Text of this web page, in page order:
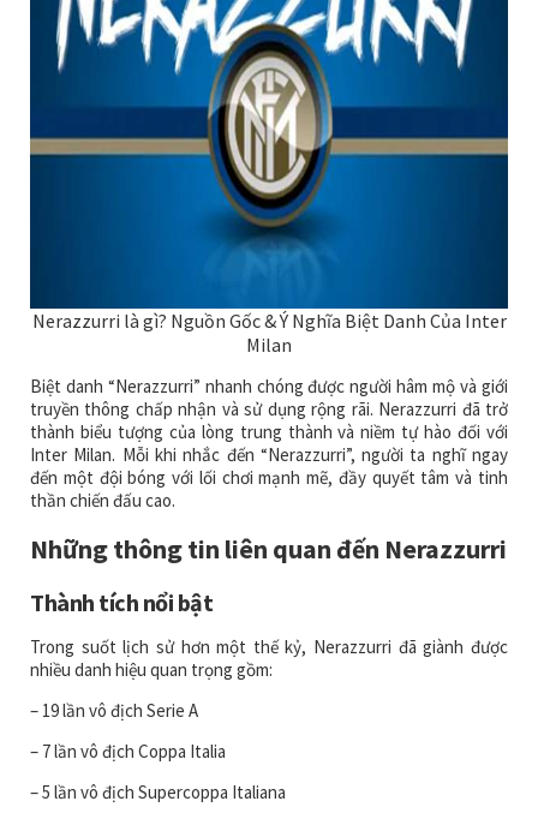
Nerazzurri là gì? Nguồn Gốc & Ý Nghĩa Biệt Danh Của Inter
Milan
Biệt danh “Nerazzurri” nhanh chóng được người hâm mộ và giới
truyền thông chấp nhận và sử dụng rộng rãi. Nerazzurri đã trở
thành biểu tượng của lòng trung thành và niềm tự hào đối với
Inter Milan. Mỗi khi nhắc đến “Nerazzurri”, người ta nghĩ ngay
đến một đội bóng với lối chơi mạnh mẽ, đầy quyết tâm và tinh
thần chiến đấu cao.
Những thông tin liên quan đến Nerazzurri
Thành tích nổi bật
Trong suốt lịch sử hơn một thế kỷ, Nerazzurri đã giành được
nhiều danh hiệu quan trọng gồm:
– 19 lần vô địch Serie A
– 7 lần vô địch Coppa Italia
– 5 lần vô địch Supercoppa Italiana